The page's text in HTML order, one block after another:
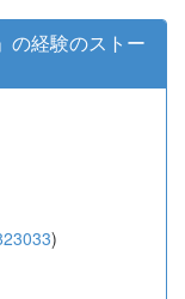
の経験のストー
)